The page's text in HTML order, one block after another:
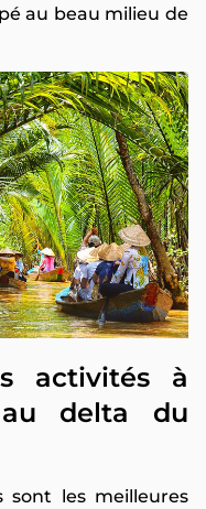
au beau milieu de
activités à
delta du
sont les meilleures